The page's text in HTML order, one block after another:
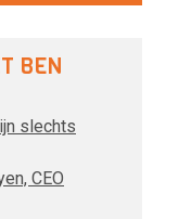
BEN
slechts
CEO